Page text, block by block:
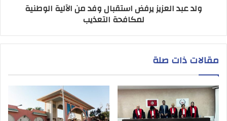
ولد عبد العزيز يرفض استقبال وفد من الآلية الوطنية
لمكافحة التعذيب
مقالات ذات صلة